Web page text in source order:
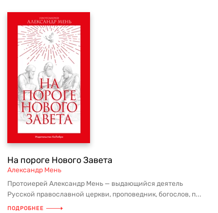
На пороге Нового Завета
Александр Мень
Протоиерей Александр Мень — выдающийся деятель
Русской православной церкви, проповедник, богослов, п...
ПОДРОБНЕЕ